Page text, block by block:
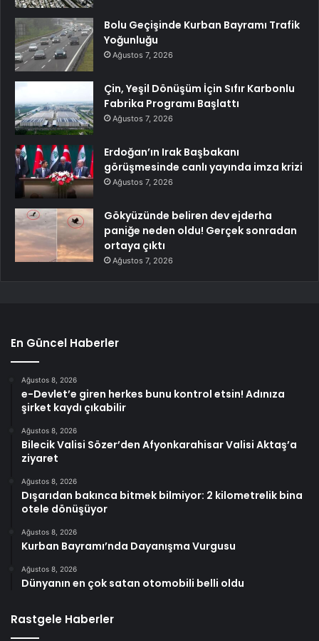
Bolu Geçişinde Kurban Bayramı Trafik
Yoğunluğu
Ağustos 7, 2026
Çin, Yeşil Dönüşüm İçin Sıfır Karbonlu
Fabrika Programı Başlattı
Ağustos 7, 2026
Erdoğan’ın Irak Başbakanı
görüşmesinde canlı yayında imza krizi
Ağustos 7, 2026
Gökyüzünde beliren dev ejderha
paniğe neden oldu! Gerçek sonradan
ortaya çıktı
Ağustos 7, 2026
En Güncel Haberler
Ağustos 8, 2026
e-Devlet’e giren herkes bunu kontrol etsin! Adınıza
şirket kaydı çıkabilir
Ağustos 8, 2026
Bilecik Valisi Sözer’den Afyonkarahisar Valisi Aktaş’a
ziyaret
Ağustos 8, 2026
Dışarıdan bakınca bitmek bilmiyor: 2 kilometrelik bina
otele dönüşüyor
Ağustos 8, 2026
Kurban Bayramı’nda Dayanışma Vurgusu
Ağustos 8, 2026
Dünyanın en çok satan otomobili belli oldu
Rastgele Haberler